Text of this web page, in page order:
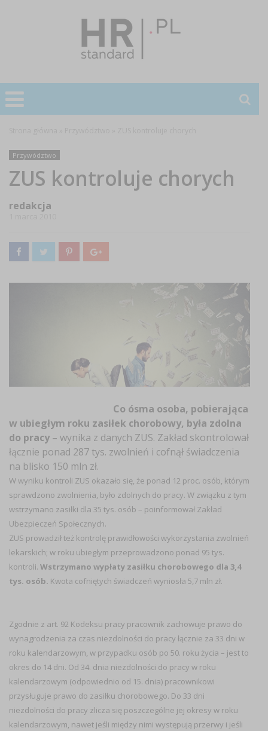
Przywództwo
ZUS kontroluje chorych
redakcja
Co ósma osoba, pobierająca
w ubiegłym roku zasiłek chorobowy, była zdolna
do pracy – wynika z danych ZUS. Zakład skontrolował
łącznie ponad 287 tys. zwolnień i cofnął świadczenia
na blisko 150 mln zł.
W wyniku kontroli ZUS okazało się, że ponad 12 proc. osób, którym
sprawdzono zwolnienia, było zdolnych do pracy. W związku z tym
wstrzymano zasiłki dla 35 tys. osób – poinformował Zakład
Ubezpieczeń Społecznych.
ZUS prowadził też kontrolę prawidłowości wykorzystania zwolnień
lekarskich; w roku ubiegłym przeprowadzono ponad 95 tys.
kontroli. Wstrzymano wypłaty zasiłku chorobowego dla 3,4
tys. osób. Kwota cofniętych świadczeń wyniosła 5,7 mln zł.
Zgodnie z art. 92 Kodeksu pracy pracownik zachowuje prawo do
wynagrodzenia za czas niezdolności do pracy łącznie za 33 dni w
roku kalendarzowym, w przypadku osób po 50. roku życia – jest to
okres do 14 dni. Od 34. dnia niezdolności do pracy w roku
kalendarzowym (odpowiednio od 15. dnia) pracownikowi
przysługuje prawo do zasiłku chorobowego. Do 33 dni
niezdolności do pracy zlicza się poszczególne jej okresy w roku
kalendarzowym, nawet jeśli między nimi występują przerwy i jeśli